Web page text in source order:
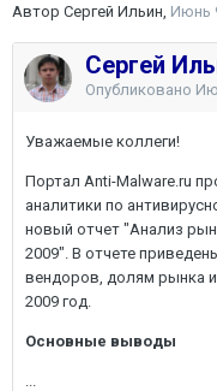
Автор Сергей Ильин, Июнь
Сергей
Опубликовано
Уважаемые коллеги!
Портал Anti-Malware.ru
аналитики по
новый отчет "Анализ
2009". В отчете
вендоров, долям рынка и
2009 год.
Основные выводы
...